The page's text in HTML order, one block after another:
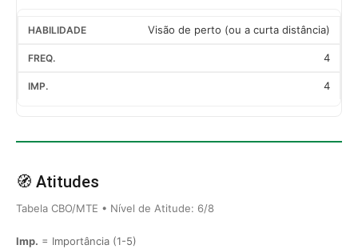
Visão de perto (ou a curta distância)
4
4
🧭 Atitudes
Tabela CBO/MTE • Nível de Atitude: 6/8
Imp. = Importância (1-5)